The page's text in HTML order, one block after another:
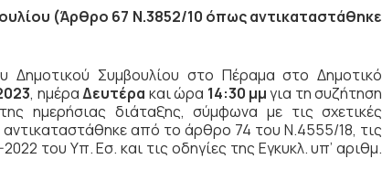
(Άρθρο 67 Ν.3852/10 όπως αντικαταστάθηκε
Δημοτικού Συμβουλίου στο Πέραμα στο Δημοτικό
, ημέραΔευτέρα και ώρα 14:30 μμγια τη συζήτηση
ημερήσιας διάταξης, σύμφωνα με τις σχετικές
από το άρθρο 74 του Ν.4555/18, τις
του Υπ. Εσ. και τις οδηγίες της Εγκυκλ. υπ’ αριθμ.